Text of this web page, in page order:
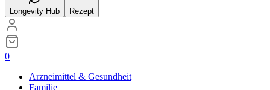
Longevity Hub Rezept
0
Arzneimittel & Gesundheit
Familie